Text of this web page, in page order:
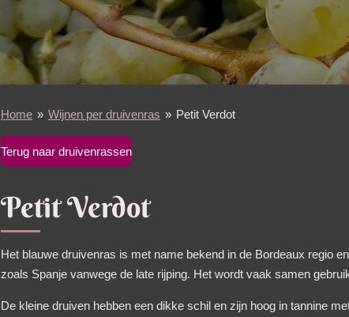
Home » Wijnen per druivenras » Petit Verdot
Terug naar druivenrassen
Petit Verdot
Het blauwe druivenras is met name bekend in de Bordeaux regio
zoals Spanje vanwege de late rijping. Het wordt vaak samen
De kleine druiven hebben een dikke schil en zijn hoog in tannine